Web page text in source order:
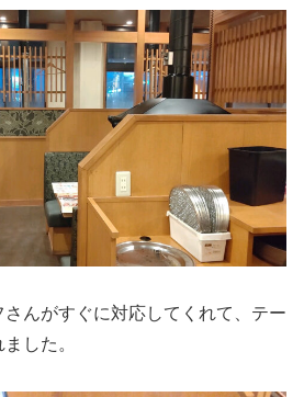
さんがすぐに対応してくれて、テー
した。